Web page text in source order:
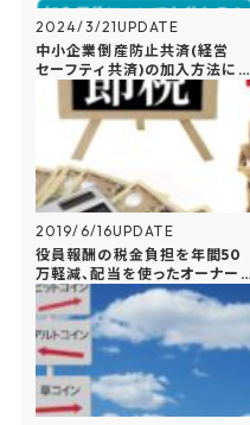
2024/3/21UPDATE
中小企業倒産防止共済(経営
セーフティ共済)の加入方法につ
いて解説
2019/6/16UPDATE
役員報酬の税金負担を年間50
万軽減、配当を使ったオーナー
還元方法を解説